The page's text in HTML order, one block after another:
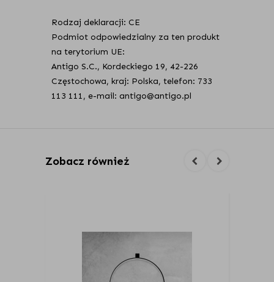
Rodzaj deklaracji: CE
Podmiot odpowiedzialny za ten produkt
na terytorium UE:
Antigo S.C., Kordeckiego 19, 42-226
Częstochowa, kraj: Polska, telefon: 733
113 111, e-mail: antigo@antigo.pl
Zobacz również